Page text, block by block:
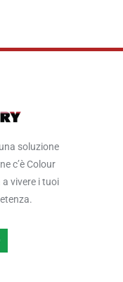
soluzione
c’è Colour
vivere i tuoi